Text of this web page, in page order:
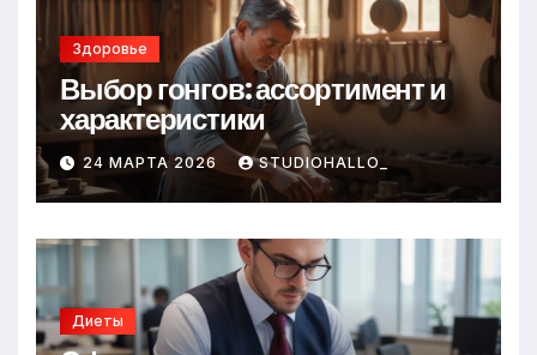
Здоровье
Выбор гонгов: ассортимент и
характеристики
24 МАРТА 2026 STUDIOHALLO_
Диеты